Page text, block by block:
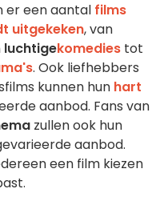
er een aantal films
uitgekeken, van
luchtigekomedies tot
. Ook liefhebbers
kunnen hun hart
aanbod. Fans van
zullen ook hun
aanbod.
een film kiezen